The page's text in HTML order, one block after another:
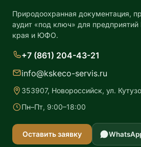
Природоохранная документация,
аудит «под ключ» для предприятий
края и ЮФО.
+7 (861) 204-43-21
info@kskeco-servis.ru
353907, Новороссийск, ул.
Пн–Пт, 9:00–18:00
Оставить заявку